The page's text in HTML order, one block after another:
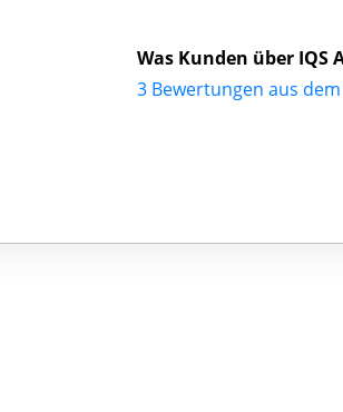
Was Kunden über IQS
3 Bewertungen aus dem